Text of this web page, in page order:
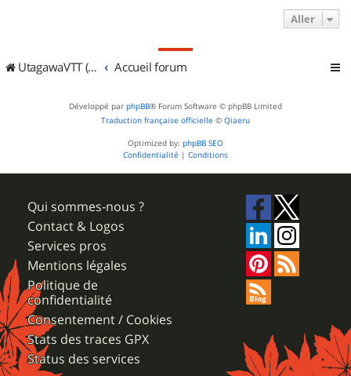
Aller
UtagawaVTT (Randos VTT et VTTAE avec traces GPS) Accueil forum
Développé par phpBB® Forum Software © phpBB Limited
Traduction française officielle © Qiaeru
Optimized by: phpBB SEO
Confidentialité | Conditions
Qui sommes-nous ?
Contact & Logos
Services pros
Mentions légales
Politique de
confidentialité
Consentement / Cookies
Stats des traces GPX
Status des services